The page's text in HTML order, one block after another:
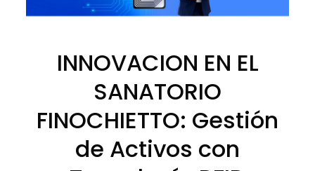
INNOVACION EN EL
SANATORIO
FINOCHIETTO: Gestión
de Activos con